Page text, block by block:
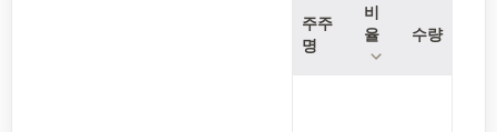
주주
명
비
율
수량